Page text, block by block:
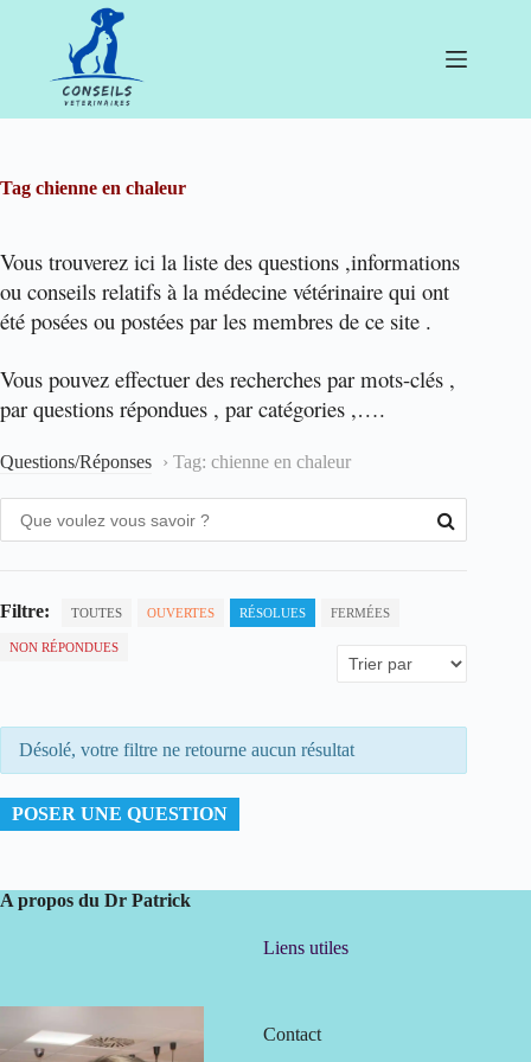
Tag chienne en chaleur
Vous trouverez ici la liste des questions ,informations
ou conseils relatifs à la médecine vétérinaire qui ont
été posées ou postées par les membres de ce site .
Vous pouvez effectuer des recherches par mots-clés ,
par questions répondues , par catégories ,….
Questions/Réponses › Tag: chienne en chaleur
Filtre: TOUTES OUVERTES RÉSOLUES FERMÉES
NON RÉPONDUES
Désolé, votre filtre ne retourne aucun résultat
POSER UNE QUESTION
A propos du Dr Patrick
Liens utiles
Contact